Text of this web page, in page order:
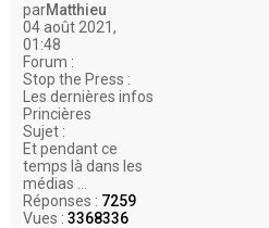
parMatthieu
04 août 2021,
01:48
Forum :
Stop the Press :
Les dernières infos
Princières
Sujet :
Et pendant ce
temps là dans les
médias ...
Réponses : 7259
Vues : 3368336